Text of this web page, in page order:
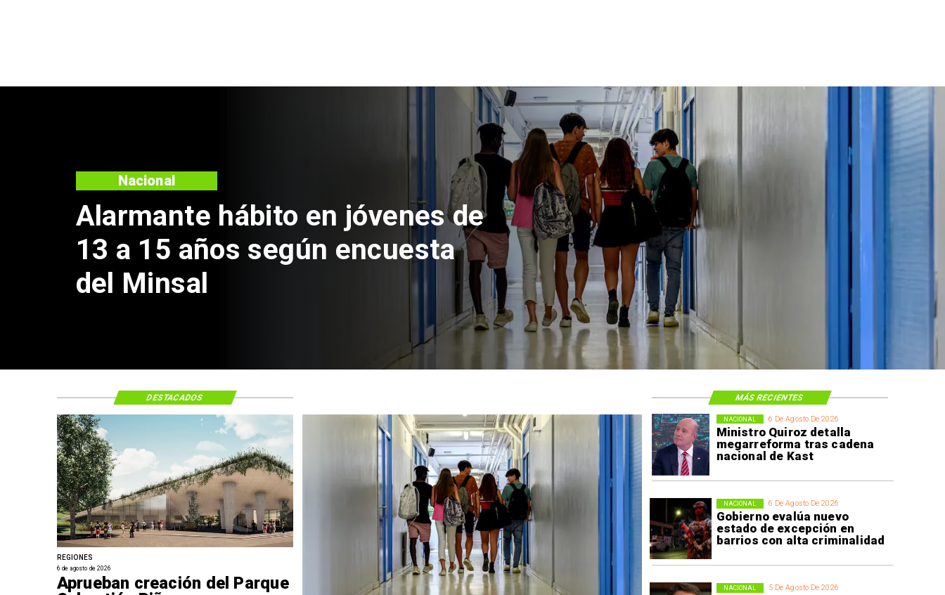
Aprueban creación del Parque
Sebastián Piñera con inversión
de $4 mil millones
Regiones
6 De Agosto De 2026
Ministro Quiroz detalla
megarreforma tras cadena
nacional de Kast
NACIONAL
6 De Agosto De 2026
Gobierno evalúa nuevo
estado de excepción en
barrios con alta criminalidad
NACIONAL
5 De Agosto De 2026
NACIONAL
REGIONES
6 de agosto de 2026
Aprueban creación del Parque
DESTACADOS MÁS RECIENTES